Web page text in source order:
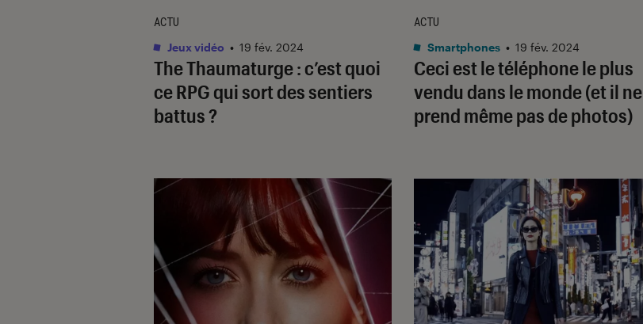
The Thaumaturge: c’est quoi
ce RPG qui sort des sentiers
battus ?
ACTU
Jeux vidéo • 19 fév. 2024
Ceci est le téléphone le plus
vendu dans le monde (et il ne
prend même pas de photos)
ACTU
Smartphones • 19 fév. 2024